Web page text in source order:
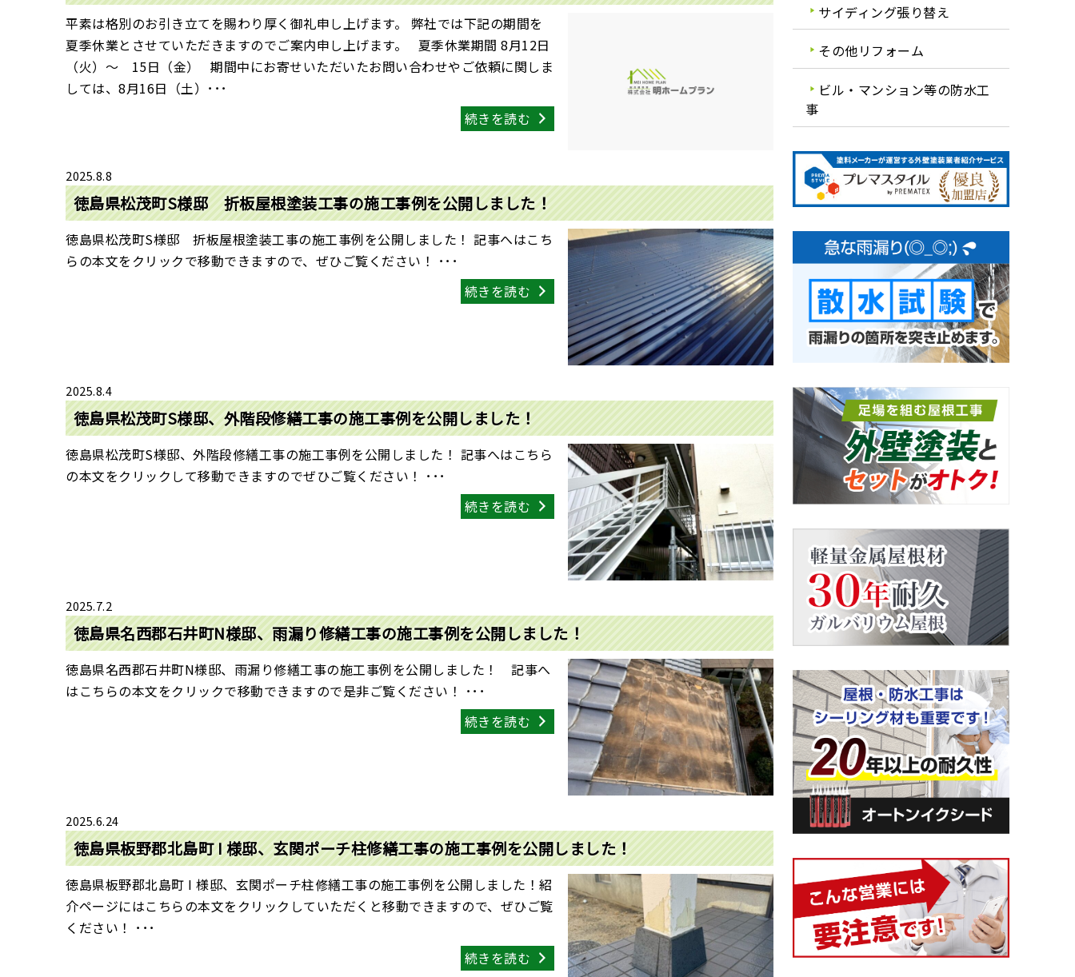
平素は格別のお引き立てを賜わり厚く御礼申し上げます。 弊社では下記の期間を
夏季休業とさせていただきますのでご案内申し上げます。 夏季休業期間 8月12日
（火）～ 15日（金） 期間中にお寄せいただいたお問い合わせやご依頼に関しま
しては、8月16日（土）･･･
続きを読む
2025.8.8
徳島県松茂町S様邸 折板屋根塗装工事の施工事例を公開しました！
徳島県松茂町S様邸 折板屋根塗装工事の施工事例を公開しました！ 記事へはこち
らの本文をクリックで移動できますので、ぜひご覧ください！ ･･･
続きを読む
2025.8.4
徳島県松茂町S様邸、外階段修繕工事の施工事例を公開しました！
徳島県松茂町S様邸、外階段修繕工事の施工事例を公開しました！ 記事へはこちら
の本文をクリックして移動できますのでぜひご覧ください！ ･･･
続きを読む
2025.7.2
徳島県名西郡石井町N様邸、雨漏り修繕工事の施工事例を公開しました！
徳島県名西郡石井町N様邸、雨漏り修繕工事の施工事例を公開しました！ 記事へ
はこちらの本文をクリックで移動できますので是非ご覧ください！ ･･･
続きを読む
2025.6.24
徳島県板野郡北島町 I 様邸、玄関ポーチ柱修繕工事の施工事例を公開しました！
徳島県板野郡北島町 I 様邸、玄関ポーチ柱修繕工事の施工事例を公開しました！紹
介ページにはこちらの本文をクリックしていただくと移動できますので、ぜひご覧
ください！ ･･･
続きを読む
サイディング張り替え
その他リフォーム
ビル・マンション等の防水工
事